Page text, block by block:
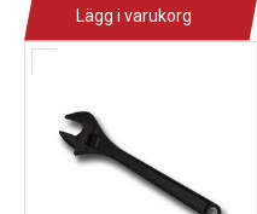
Lägg i varukorg